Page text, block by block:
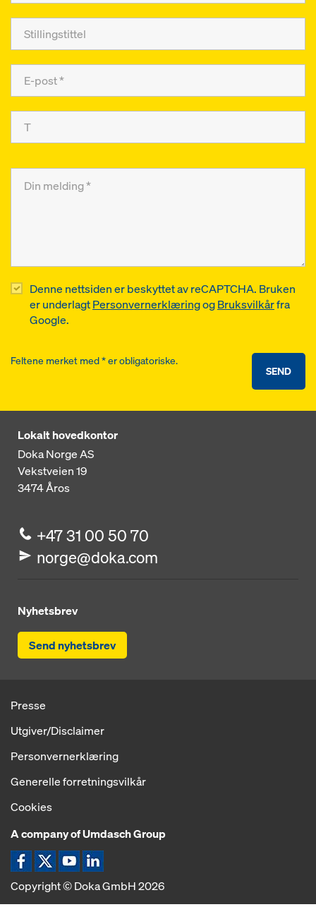
Denne nettsiden er beskyttet av reCAPTCHA. Bruken
er underlagtPersonvernerklæringogBruksvilkårfra
Google.
SEND
Feltene merket med * er obligatoriske.
Lokalt hovedkontor
Doka Norge AS
Vekstveien 19
3474Åros
+47 31 00 50 70
norge@doka.com
Nyhetsbrev
Send nyhetsbrev
Presse
Utgiver/Disclaimer
Personvernerklæring
Generelle forretningsvilkår
Cookies
A company of Umdasch Group
Ikon Facebook
Ikon XIkon YouTube
Ikon LinkedIn
Copyright © Doka GmbH 2026